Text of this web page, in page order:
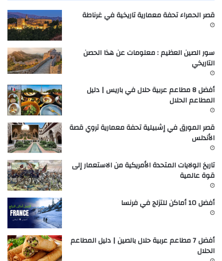
قصر الحمراء تحفة معمارية تاريخية في غرناطة
سور الصين العظيم : معلومات عن هذا الحصن
التاريخي
أفضل 8 مطاعم عربية حلال في باريس | دليل
المطاعم الحلال
قصر المورق في إشبيلية تحفة معمارية تروي قصة
الأندلس
تاريخ الولايات المتحدة الأمريكية من الاستعمار إلى
قوة عالمية
أفضل 10 أماكن للتزلج في فرنسا
أفضل 7 مطاعم عربية حلال بالصين | دليل المطاعم
الحلال